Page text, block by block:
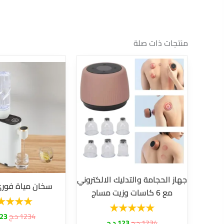
منتجات ذات صلة
جهاز الحجامة والتدليك الالكتروني
مع 6 كاسات وزيت مساج
السعر
الأصلي
هو:
1234 د.ج.
السعر
الحالي
هو:
سخان مياة
1234د.ج